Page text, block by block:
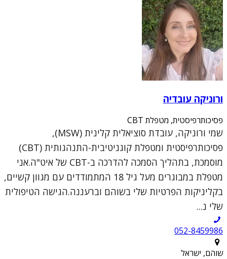
ורוניקה עובדיה
פסיכותרפיסטית, מטפלת CBT
שמי ורוניקה, עובדת סוציאלית קלינית (MSW),
פסיכותרפיסטית ומטפלת קוגניטיבית-התנהגותית (CBT)
מוסמכת, בתהליך הסמכה להדרכה ב-CBT של איט"ה.אני
מטפלת במבוגרים מעל גיל 18 המתמודדים עם מגוון קשיים,
בקליניקות הפרטיות שלי בשוהם וברעננה.הגישה הטיפולית
שלי נ...
052-8459986
שוהם, ישראל